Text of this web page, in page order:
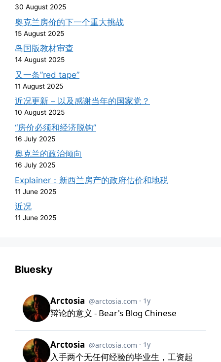
30 August 2025
奥克兰房价的下一个重大挑战
15 August 2025
岛国版教材审查
14 August 2025
又一条”red tape”
11 August 2025
近况更新 – 以及感谢当年的国家党？
10 August 2025
“房价必须和经济脱钩”
16 July 2025
奥克兰的政治倾向
16 July 2025
Explainer：新西兰房产的政府估价和地税
11 June 2025
近况
11 June 2025
Bluesky